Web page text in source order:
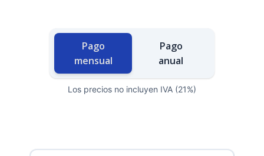
Pago
mensual
Pago
anual
Los precios no incluyen IVA (21%)